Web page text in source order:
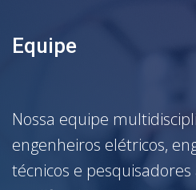
Equipe
Nossa equipe
engenheiros elétricos,
técnicos e